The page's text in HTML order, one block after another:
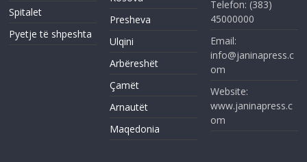
Spitalet
Pyetje të shpeshta
Presheva
Ulqini
Arbëreshët
Çamët
Arnautët
Maqedonia
Telefon: (383)
45000000
Email:
info@janinapress.c
om
Website:
www.janinapress.c
om